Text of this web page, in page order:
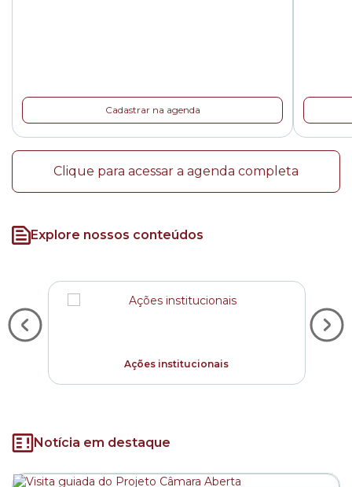
Cadastrar na agenda
Clique para acessar a agenda completa
Explore nossos conteúdos
Ações institucionais
Notícia em destaque